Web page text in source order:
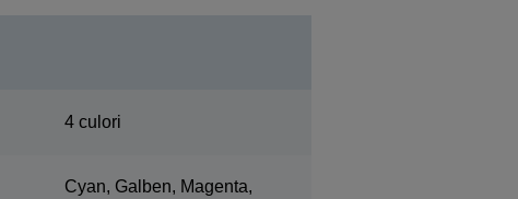
4 culori
Cyan, Galben, Magenta,